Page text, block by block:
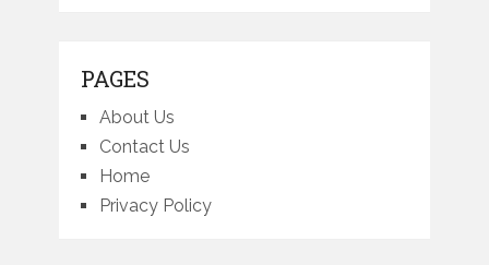
PAGES
About Us
Contact Us
Home
Privacy Policy